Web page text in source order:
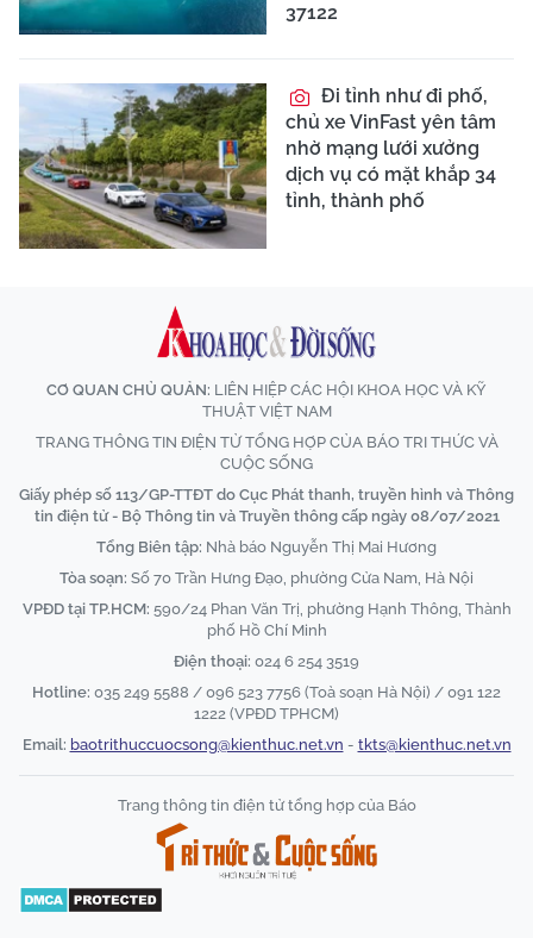
37122
Đi tỉnh như đi phố,
chủ xe VinFast yên tâm
nhờ mạng lưới xưởng
dịch vụ có mặt khắp 34
tỉnh, thành phố
CƠ QUAN CHỦ QUẢN: LIÊN HIỆP CÁC HỘI KHOA HỌC VÀ KỸ
THUẬT VIỆT NAM
TRANG THÔNG TIN ĐIỆN TỬ TỔNG HỢP CỦA BÁO TRI THỨC VÀ
CUỘC SỐNG
Giấy phép số 113/GP-TTĐT do Cục Phát thanh, truyền hình và Thông
tin điện tử - Bộ Thông tin và Truyền thông cấp ngày 08/07/2021
Tổng Biên tập: Nhà báo Nguyễn Thị Mai Hương
Tòa soạn: Số 70 Trần Hưng Đạo, phường Cửa Nam, Hà Nội
VPĐD tại TP.HCM: 590/24 Phan Văn Trị, phường Hạnh Thông, Thành
phố Hồ Chí Minh
Điện thoại: 024 6 254 3519
Hotline: 035 249 5588 / 096 523 7756 (Toà soạn Hà Nội) / 091 122
1222 (VPĐD TPHCM)
Email: baotrithuccuocsong@kienthuc.net.vn - tkts@kienthuc.net.vn
Trang thông tin điện tử tổng hợp của Báo